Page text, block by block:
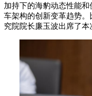
加持下的海豹动态性能
车架构的创新变革趋势
究院院长廉玉波出席了本